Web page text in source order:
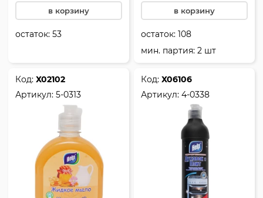
в корзину
остаток:53
в корзину
остаток:108
мин. партия: 2 шт
Код:Х02102
Артикул:5-0313
Код:Х06106
Артикул:4-0338